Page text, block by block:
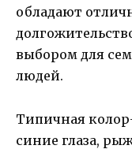
обладают
выбором для
людей.
Типичная
синие глаза,